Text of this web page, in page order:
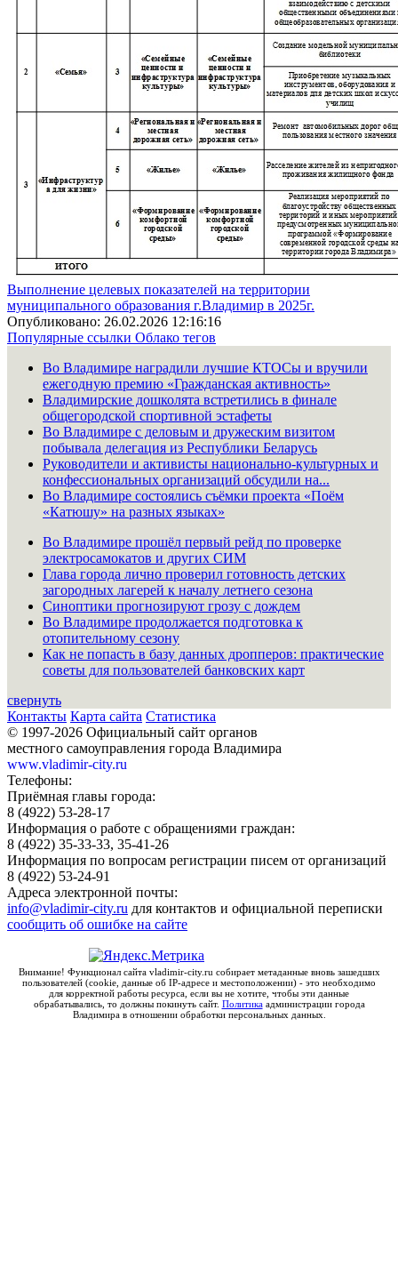
Выполнение целевых показателей на территории
муниципального образования г.Владимир в 2025г.
Опубликовано: 26.02.2026 12:16:16
Популярные ссылки Облако тегов
Во Владимире наградили лучшие КТОСы и вручили
ежегодную премию «Гражданская активность»
Владимирские дошколята встретились в финале
общегородской спортивной эстафеты
Во Владимире с деловым и дружеским визитом
побывала делегация из Республики Беларусь
Руководители и активисты национально-культурных и
конфессиональных организаций обсудили на...
Во Владимире состоялись съёмки проекта «Поём
«Катюшу» на разных языках»
Во Владимире прошёл первый рейд по проверке
электросамокатов и других СИМ
Глава города лично проверил готовность детских
загородных лагерей к началу летнего сезона
Синоптики прогнозируют грозу с дождем
Во Владимире продолжается подготовка к
отопительному сезону
Как не попасть в базу данных дропперов: практические
советы для пользователей банковских карт
свернуть
Контакты Карта сайта Статистика
© 1997-2026 Официальный сайт органов
местного самоуправления города Владимира
www.vladimir-city.ru
Телефоны:
Приёмная главы города:
8 (4922) 53-28-17
Информация о работе с обращениями граждан:
8 (4922) 35-33-33, 35-41-26
Информация по вопросам регистрации писем от организаций
8 (4922) 53-24-91
Адреса электронной почты:
info@vladimir-city.ru для контактов и официальной переписки
сообщить об ошибке на сайте
Внимание! Функционал сайта vladimir-city.ru собирает метаданные вновь зашедших
пользователей (cookie, данные об IP-адресе и местоположении) - это необходимо
для корректной работы ресурса, если вы не хотите, чтобы эти данные
обрабатывались, то должны покинуть сайт. Политикаадминистрации города
Владимира в отношении обработки персональных данных.